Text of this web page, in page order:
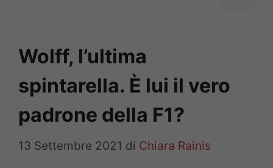
Wolff, l’ultima
spintarella. È lui il vero
padrone della F1?
13 Settembre 2021 di Chiara Rainis